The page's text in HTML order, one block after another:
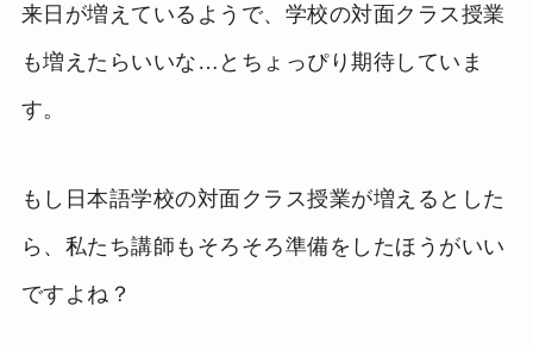
来日が増えているようで、学校の対面クラス授業
も増えたらいいな…とちょっぴり期待していま
す。
もし日本語学校の対面クラス授業が増えるとした
ら、私たち講師もそろそろ準備をしたほうがいい
ですよね？